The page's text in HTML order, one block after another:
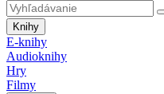
Knihy
E-knihy
Audioknihy
Hry
Filmy